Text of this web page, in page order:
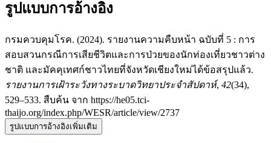
รูปแบบการอ้างอิง
กรมควบคุมโรค. (2024). รายงานความคืบหน้า ฉบับที่ 5 : การ
สอบสวนกรณีการเสียชีวิตและการป่วยของนักท่องเที่ยวชาวต่าง
ชาติ และมัคคุเทศก์ชาวไทยที่จังหวัดเชียงใหม่ได้ข้อสรุปแล้ว.
รายงานการเฝ้าระวังทางระบาดวิทยาประจำสัปดาห์, 42(34),
529–533. สืบค้น จาก https://he05.tci-
thaijo.org/index.php/WESR/article/view/2737
รูปแบบการอ้างอิงเพิ่มเติม